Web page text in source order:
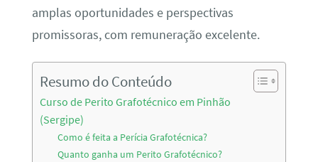
amplas oportunidades e perspectivas
promissoras, com remuneração excelente.
Resumo do Conteúdo
Curso de Perito Grafotécnico em Pinhão
(Sergipe)
Como é feita a Perícia Grafotécnica?
Quanto ganha um Perito Grafotécnico?